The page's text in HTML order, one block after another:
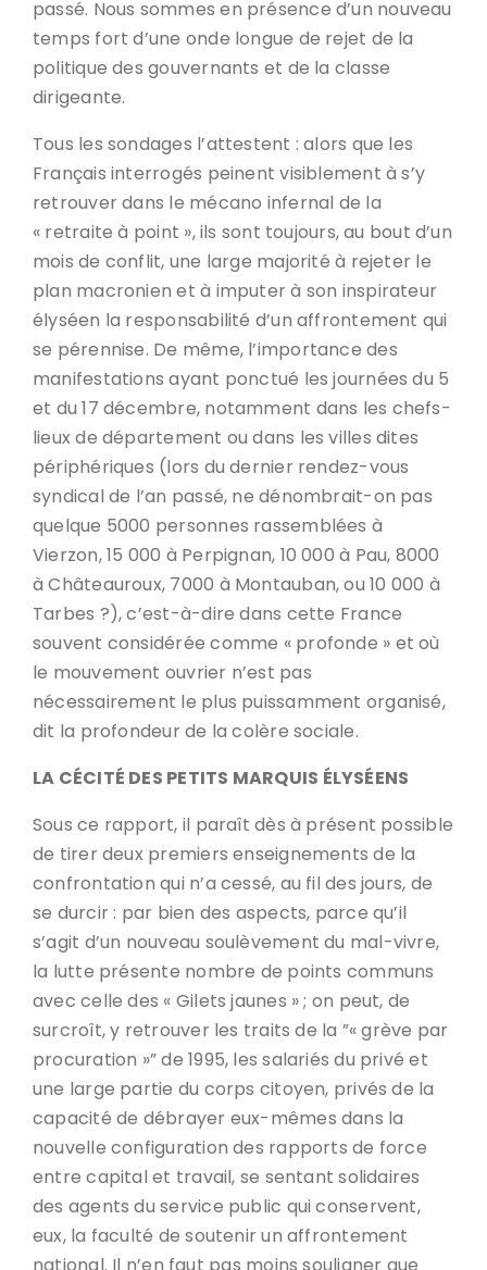
passé. Nous sommes en présence d’un nouveau
temps fort d’une onde longue de rejet de la
politique des gouvernants et de la classe
dirigeante.
Tous les sondages l’attestent : alors que les
Français interrogés peinent visiblement à s’y
retrouver dans le mécano infernal de la
« retraite à point », ils sont toujours, au bout d’un
mois de conflit, une large majorité à rejeter le
plan macronien et à imputer à son inspirateur
élyséen la responsabilité d’un affrontement qui
se pérennise. De même, l’importance des
manifestations ayant ponctué les journées du 5
et du 17 décembre, notamment dans les chefs-
lieux de département ou dans les villes dites
périphériques (lors du dernier rendez-vous
syndical de l’an passé, ne dénombrait-on pas
quelque 5000 personnes rassemblées à
Vierzon, 15 000 à Perpignan, 10 000 à Pau, 8000
à Châteauroux, 7000 à Montauban, ou 10 000 à
Tarbes ?), c’est-à-dire dans cette France
souvent considérée comme « profonde » et où
le mouvement ouvrier n’est pas
nécessairement le plus puissamment organisé,
dit la profondeur de la colère sociale.
LA CÉCITÉ DES PETITS MARQUIS ÉLYSÉENS
Sous ce rapport, il paraît dès à présent possible
de tirer deux premiers enseignements de la
confrontation qui n’a cessé, au fil des jours, de
se durcir : par bien des aspects, parce qu’il
s’agit d’un nouveau soulèvement du mal-vivre,
la lutte présente nombre de points communs
avec celle des « Gilets jaunes » ; on peut, de
surcroît, y retrouver les traits de la ”« grève par
procuration »” de 1995, les salariés du privé et
une large partie du corps citoyen, privés de la
capacité de débrayer eux-mêmes dans la
nouvelle configuration des rapports de force
entre capital et travail, se sentant solidaires
des agents du service public qui conservent,
eux, la faculté de soutenir un affrontement